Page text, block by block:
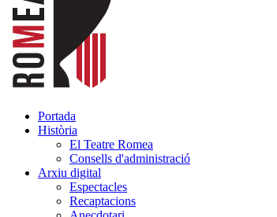
Portada
Història
El Teatre Romea
Consells d'administració
Arxiu digital
Espectacles
Recaptacions